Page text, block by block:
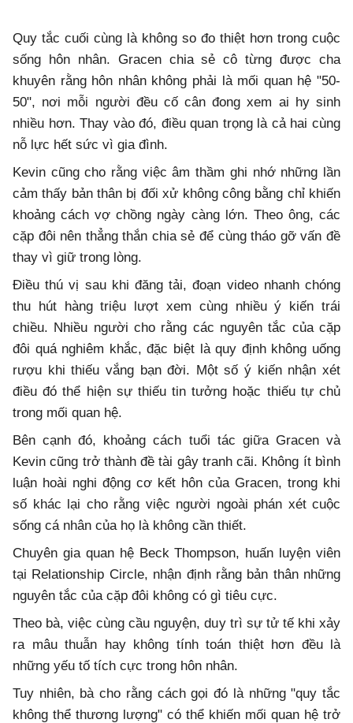
Quy tắc cuối cùng là không so đo thiệt hơn trong cuộc
sống hôn nhân. Gracen chia sẻ cô từng được cha
khuyên rằng hôn nhân không phải là mối quan hệ "50-
50", nơi mỗi người đều cố cân đong xem ai hy sinh
nhiều hơn. Thay vào đó, điều quan trọng là cả hai cùng
nỗ lực hết sức vì gia đình.
Kevin cũng cho rằng việc âm thầm ghi nhớ những lần
cảm thấy bản thân bị đối xử không công bằng chỉ khiến
khoảng cách vợ chồng ngày càng lớn. Theo ông, các
cặp đôi nên thẳng thắn chia sẻ để cùng tháo gỡ vấn đề
thay vì giữ trong lòng.
Điều thú vị sau khi đăng tải, đoạn video nhanh chóng
thu hút hàng triệu lượt xem cùng nhiều ý kiến trái
chiều. Nhiều người cho rằng các nguyên tắc của cặp
đôi quá nghiêm khắc, đặc biệt là quy định không uống
rượu khi thiếu vắng bạn đời. Một số ý kiến nhận xét
điều đó thể hiện sự thiếu tin tưởng hoặc thiếu tự chủ
trong mối quan hệ.
Bên cạnh đó, khoảng cách tuổi tác giữa Gracen và
Kevin cũng trở thành đề tài gây tranh cãi. Không ít bình
luận hoài nghi động cơ kết hôn của Gracen, trong khi
số khác lại cho rằng việc người ngoài phán xét cuộc
sống cá nhân của họ là không cần thiết.
Chuyên gia quan hệ Beck Thompson, huấn luyện viên
tại Relationship Circle, nhận định rằng bản thân những
nguyên tắc của cặp đôi không có gì tiêu cực.
Theo bà, việc cùng cầu nguyện, duy trì sự tử tế khi xảy
ra mâu thuẫn hay không tính toán thiệt hơn đều là
những yếu tố tích cực trong hôn nhân.
Tuy nhiên, bà cho rằng cách gọi đó là những "quy tắc
không thể thương lượng" có thể khiến mối quan hệ trở